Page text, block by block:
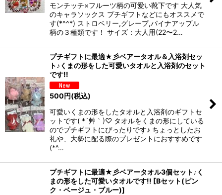
モンチッチ×フルーツ柄の可愛い靴下です 大人気
のキャラソックス プチギフトなどにもオススメで
す(*^^*) ストロベリー,グレープ,パイナアップル
柄の３種類です！ サイズ：大人用(22〜2…
プチギフトに最適★彡ベアータオル＆入浴剤セッ
ト♪くまの形をした可愛いタオルと入浴剤のセット
です!!
500円(税込)
可愛いくまの形をしたタオルと入浴剤のギフトセ
ットです( *´艸｀)♡ タオルをくまの形にしている
のでプチギフトにぴったりです♪ ちょっとしたお
礼や、大勢に配る際のプレゼントにおすすめです
(*^…
プチギフトに最適★彡ベアータオル3個セット♪く
まの形をした可愛いタオルです!! [Bセット(ピン
ク・ベージュ・ブルー)]